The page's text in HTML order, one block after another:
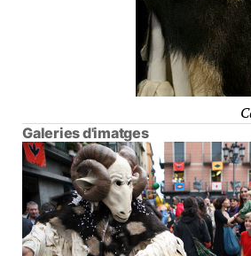
Galeries d'imatges